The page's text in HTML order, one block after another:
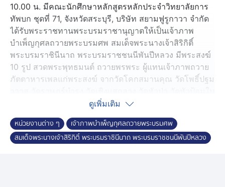
10.00 น. มีคณะนักศึกษาหลักสูตรหลักประจำวิทยาลัยการ
ทัพบก ชุดที่ 71, จังหวัดสระบุรี, บริษัท สยามฟูรูกาวา จำกัด
ได้รับพระราชทานพระบรมราชานุญาตให้เป็นเจ้าภาพ
บำเพ็ญกุศลถวายพระบรมศพ สมเด็จพระนางเจ้าสิริกิติ์
พระบรมราชินีนาถ พระบรมราชชนนีพันปีหลวง มีพระสงฆ์
10 รูป สวดพระพุทธมนต์ ถวายพรพระ ผู้แทนเจ้าภาพถวาย
ภัตตาหารเพลแก่พระสงฆ์ จากวัดโคกสมานคุณ วัดโพธิ์ปฐม
วัดเอก วัดกาหรำ วัดมะขามเฒ่า วัดศาลาธรรม์ จังหวัด
เวลา 13.00 น. นายบัญชา เชาวริน จังหวัดสระบุรี, บริษัท
ดูเพิ่มเติม
หน่วยงานต่าง ๆ
เจ้าภาพบำเพ็ญกุศลถวายพระบรมศพ
สมเด็จพระนางเจ้าสิริกิติ์ พระบรมราชินีนาถ พระบรมราชชนนีพันปีหลวง